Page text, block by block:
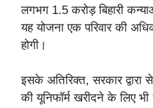
लगभग 1.5 करोड़ बिहारी
यह योजना एक परिवार की
होगी।
इसके अतिरिक्त, सरकार
की यूनिफॉर्म खरीदने के लिए